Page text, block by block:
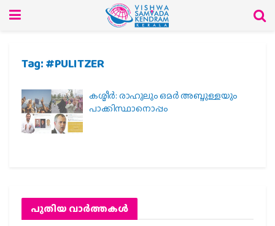
Tag:#PULITZER
കശ്മീര്‍: രാഹുലും ഒമര്‍ അബ്ദുള്ളയും
പാക്കിസ്ഥാനൊപ്പം
പുതിയ വാര്‍ത്തകള്‍